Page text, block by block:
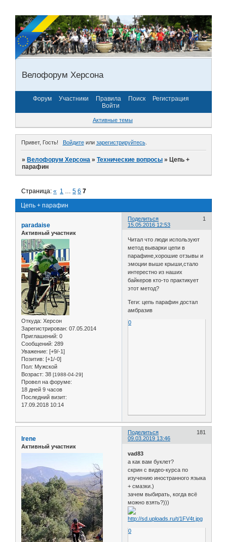
Велофорум Херсона
Форум Участники Правила Поиск
Регистрация
Войти
Активные темы
Привет, Гость! Войдитеили зарегистрируйтесь.
»Велофорум Херсона »Технические вопросы »Цепь +
парафин
Цепь + парафин
Страница:« 1 … 5 6 7
Поделиться
1
15.05.2016 12:53
paradaise
Активный участник
Откуда: Херсон
Зарегистрирован: 07.05.2014
Приглашений: 0
Сообщений: 289
Уважение: [+9/-1]
Позитив: [+1/-0]
Пол: Мужской
Возраст: 38 [1988-04-29]
Провел на форуме:
18 дней 9 часов
Последний визит:
17.09.2018 10:14
Читал что люди используют
метод выварки цепи в
парафине,хорошие отзывы и
эмоции выше крыши,стало
интерестно из наших
байкеров кто-то практикует
этот метод?
Теги: цепь парафин достал
амбразив
0
Поделиться
181
09.03.2019 13:46
Irene
Активный участник
vad83
а как вам буклет?
скрин с видео-курса по
изучению иностранного языка
+ смазки.)
зачем выбирать, когда всё
можно взять?)))
0